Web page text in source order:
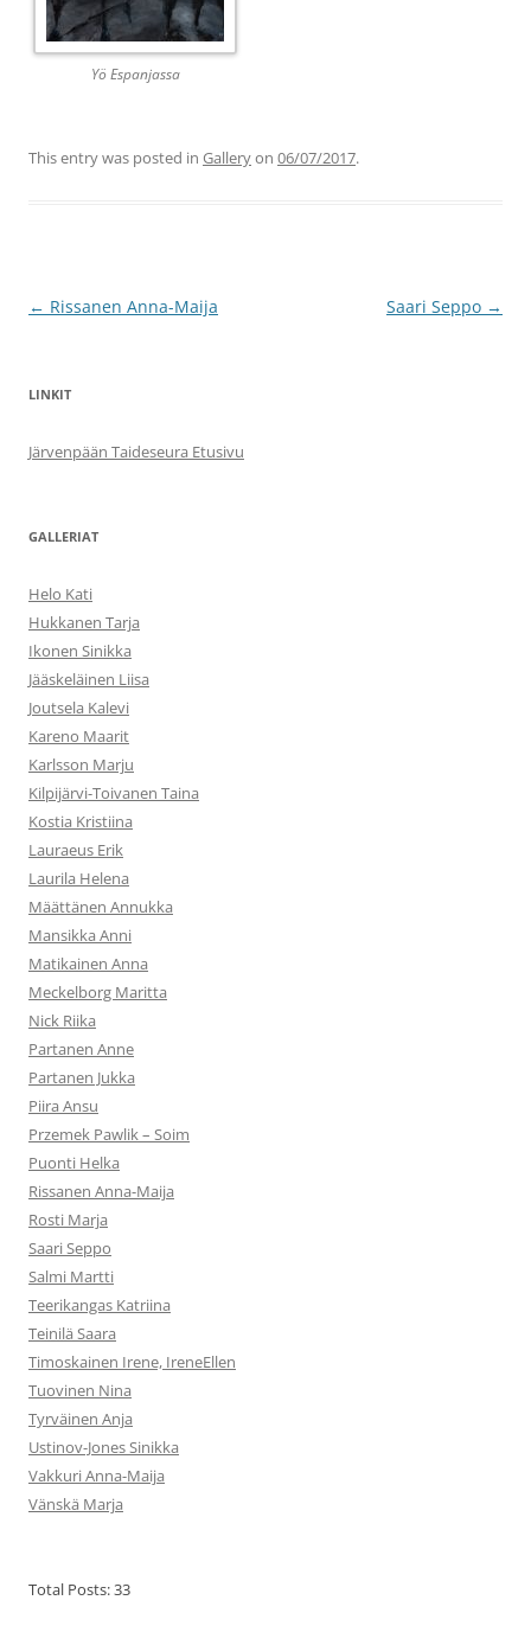
Yö Espanjassa
This entry was posted in Galleryon 06/07/2017.
Post
← Rissanen Anna-Maija Saari Seppo →
LINKIT
Järvenpään Taideseura Etusivu
GALLERIAT
Helo Kati
Hukkanen Tarja
Ikonen Sinikka
Jääskeläinen Liisa
Joutsela Kalevi
Kareno Maarit
Karlsson Marju
Kilpijärvi-Toivanen Taina
Kostia Kristiina
Lauraeus Erik
Laurila Helena
Määttänen Annukka
Mansikka Anni
Matikainen Anna
Meckelborg Maritta
Nick Riika
Partanen Anne
Partanen Jukka
Piira Ansu
Przemek Pawlik – Soim
Puonti Helka
Rissanen Anna-Maija
Rosti Marja
Saari Seppo
Salmi Martti
Teerikangas Katriina
Teinilä Saara
Timoskainen Irene, IreneEllen
Tuovinen Nina
Tyrväinen Anja
Ustinov-Jones Sinikka
Vakkuri Anna-Maija
Vänskä Marja
Total Posts:33